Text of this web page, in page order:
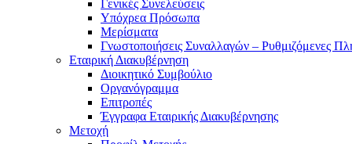
Γενικές Συνελεύσεις
Υπόχρεα Πρόσωπα
Μερίσματα
Γνωστοποιήσεις Συναλλαγών – Ρυθμιζόμενες
Εταιρική Διακυβέρνηση
Διοικητικό Συμβούλιο
Οργανόγραμμα
Επιτροπές
Έγγραφα Εταιρικής Διακυβέρνησης
Μετοχή